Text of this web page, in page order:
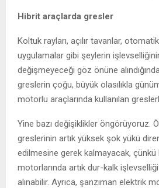
Hibrit araçlarda gresler
Koltuk rayları, açılır tavanlar,
uygulamalar gibi şeylerin
değişmeyeceği göz önüne
greslerin çoğu, büyük olasılıkla
motorlu araçlarında kullanılan
Yine bazı değişiklikler öngörüyoruz.
greslerinin artık yüksek şok yükü
edilmesine gerek kalmayacak, çünkü
motorlarında artık dur-kalk
alınabilir. Ayrıca, şanzıman elektrik